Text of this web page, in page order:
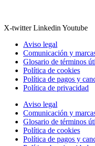
X-twitter Linkedin Youtube
Aviso legal
Comunicación y
Glosario de términos
Política de cookies
Política de pagos y
Política de privacidad
Aviso legal
Comunicación y
Glosario de términos
Política de cookies
Política de pagos y